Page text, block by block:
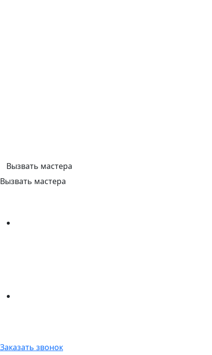
Вызвать мастера
Вызвать мастера
Заказать звонок